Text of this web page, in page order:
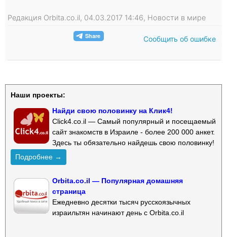
Редакция Orbita.co.il, 04.03.2017 14:46, Новости в мире
Сообщить об ошибке
Наши проекты:
Найди свою половинку на Клик4!
Click4.co.il — Самый популярный и посещаемый
сайт знакомств в Израиле - более 200 000 анкет.
Здесь ты обязательно найдешь свою половинку!
Подробнее →
Orbita.co.il — Популярная домашняя
страница
Ежедневно десятки тысяч русскоязычных
израильтян начинают день с Orbita.co.il